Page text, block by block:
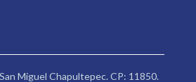
Miguel Chapultepec. CP: 11850.